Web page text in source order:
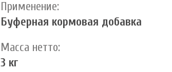
Применение:
Буферная кормовая добавка
Масса нетто:
3 кг